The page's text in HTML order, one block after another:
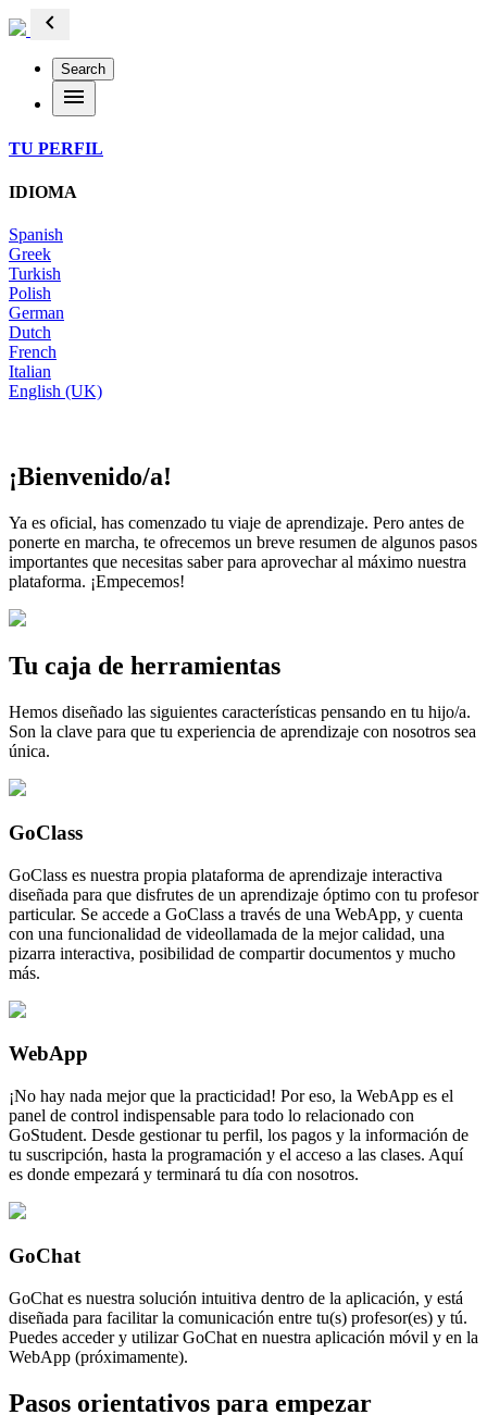
chevron_left
Search
menu
TU PERFIL
IDIOMA
Spanish
Greek
Turkish
Polish
German
Dutch
French
Italian
English (UK)
¡Bienvenido/a!
Ya es oficial, has comenzado tu viaje de aprendizaje. Pero antes de
ponerte en marcha, te ofrecemos un breve resumen de algunos pasos
importantes que necesitas saber para aprovechar al máximo nuestra
plataforma. ¡Empecemos!
Tu caja de herramientas
Hemos diseñado las siguientes características pensando en tu hijo/a.
Son la clave para que tu experiencia de aprendizaje con nosotros sea
única.
GoClass
GoClass es nuestra propia plataforma de aprendizaje interactiva
diseñada para que disfrutes de un aprendizaje óptimo con tu profesor
particular. Se accede a GoClass a través de una WebApp, y cuenta
con una funcionalidad de videollamada de la mejor calidad, una
pizarra interactiva, posibilidad de compartir documentos y mucho
más.
WebApp
¡No hay nada mejor que la practicidad! Por eso, la WebApp es el
panel de control indispensable para todo lo relacionado con
GoStudent. Desde gestionar tu perfil, los pagos y la información de
tu suscripción, hasta la programación y el acceso a las clases. Aquí
es donde empezará y terminará tu día con nosotros.
GoChat
GoChat es nuestra solución intuitiva dentro de la aplicación, y está
diseñada para facilitar la comunicación entre tu(s) profesor(es) y tú.
Puedes acceder y utilizar GoChat en nuestra aplicación móvil y en la
WebApp (próximamente).
Pasos orientativos para empezar